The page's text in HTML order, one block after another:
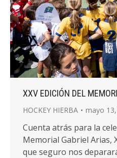
XXV EDICIÓN DEL
HOCKEY HIERBA mayo
Cuenta atrás para la
Memorial Gabriel Arias,
que seguro nos